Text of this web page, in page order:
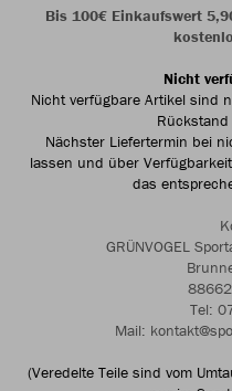
Bis 100€ Einkaufswert
Nicht
Nicht verfügbare Artikel sind
Nächster Liefertermin bei
lassen und über
das
GRÜNVOGEL
Tel:
Mail:
(Veredelte Teile sind vom